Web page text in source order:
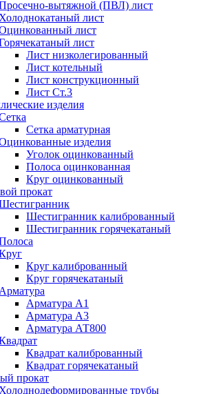
вытяжной (ПВЛ) лист
Холоднокатаный лист
лист
лист
Лист низколегированный
Лист котельный
Лист конструкционный
Лист Ст.3
изделия
Сетка арматурная
изделия
Уголок оцинкованный
Полоса оцинкованная
Круг оцинкованный
прокат
Шестигранник калиброванный
Шестигранник горячекатаный
Круг калиброванный
Круг горячекатаный
Арматура
Арматура А1
Арматура А3
Арматура АТ800
Квадрат калиброванный
Квадрат горячекатаный
прокат
Холоднодеформированные трубы